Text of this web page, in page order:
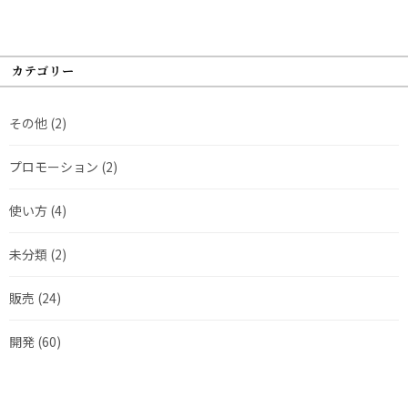
カテゴリー
その他 (2)
プロモーション (2)
使い方 (4)
未分類 (2)
販売 (24)
開発 (60)